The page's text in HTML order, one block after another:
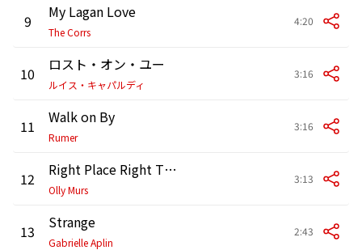
9 My Lagan Love
The Corrs
4:20
10 ロスト・オン・ユー
ルイス・キャパルディ
3:16
11 Walk on By
Rumer
3:16
12 Right Place Right Time
Olly Murs
3:13
13 Strange
Gabrielle Aplin
2:43